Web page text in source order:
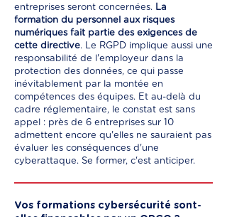
entreprises seront concernées. La
formation du personnel aux risques
numériques fait partie des exigences de
cette directive. Le RGPD implique aussi une
responsabilité de l'employeur dans la
protection des données, ce qui passe
inévitablement par la montée en
compétences des équipes. Et au-delà du
cadre réglementaire, le constat est sans
appel : près de 6 entreprises sur 10
admettent encore qu'elles ne sauraient pas
évaluer les conséquences d'une
cyberattaque. Se former, c'est anticiper.
Vos formations cybersécurité sont-